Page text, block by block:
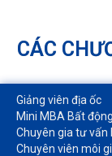
CÁC
Giảng viên địa ốc
Mini MBA Bất
Chuyên gia tư vấn
Chuyên viên môi